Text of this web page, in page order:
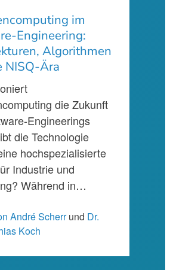
im
Engineering:
Algorithmen
NISQ-Ära
die Zukunft
Engineerings
die Technologie
hochspezialisierte
Industrie und
Während in…
André Scherrund Dr.
Koch